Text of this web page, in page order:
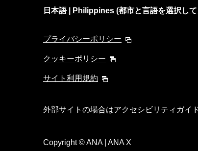
日本語 | Philippines (都市と言語を選択し
プライバシーポリシー
クッキーポリシー
サイト利用規約
外部サイトの場合はアクセシビリティガイ
Copyright© ANA | ANA X